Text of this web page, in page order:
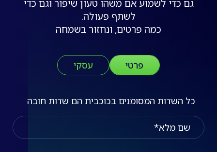
גם כדי לשמוע אם משהו טעון שיפור וגם כדי
לשתף פעולה.
כמה פרטים, ונחזור בשמחה
פרטי עסקי
כל השדות המסומנים בכוכבית הם שדות חובה
שם מלא